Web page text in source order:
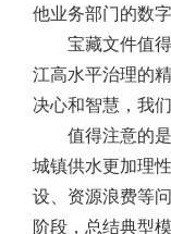
他业务部门的数
宝藏文件值得
江高水平治理的
决心和智慧，我们
值得注意的是
城镇供水更加理
设、资源浪费等
阶段，总结典型